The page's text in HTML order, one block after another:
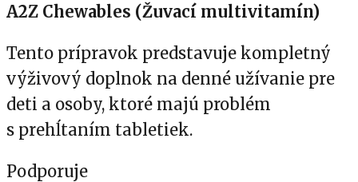
A2Z Chewables (Žuvací multivitamín)
Tento prípravok predstavuje kompletný
výživový doplnok na denné užívanie pre
deti a osoby, ktoré majú problém
s prehĺtaním tabletiek.
Podporuje